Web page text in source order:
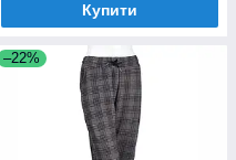
Купити
–22%